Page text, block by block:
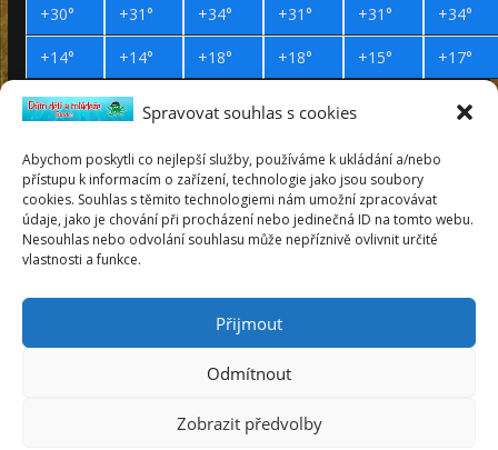
Spravovat souhlas s cookies
Abychom poskytli co nejlepší služby, používáme k ukládání a/nebo
přístupu k informacím o zařízení, technologie jako jsou soubory
cookies. Souhlas s těmito technologiemi nám umožní zpracovávat
údaje, jako je chování při procházení nebo jedinečná ID na tomto webu.
Nesouhlas nebo odvolání souhlasu může nepříznivě ovlivnit určité
vlastnosti a funkce.
Přijmout
Odmítnout
Zobrazit předvolby
+30° +31° +34° +31° +31° +34°
+14° +14° +18° +18° +15° +17°
Prohlášení o přístupnosti
pátek
7
srpen
2026
vyhrazena.